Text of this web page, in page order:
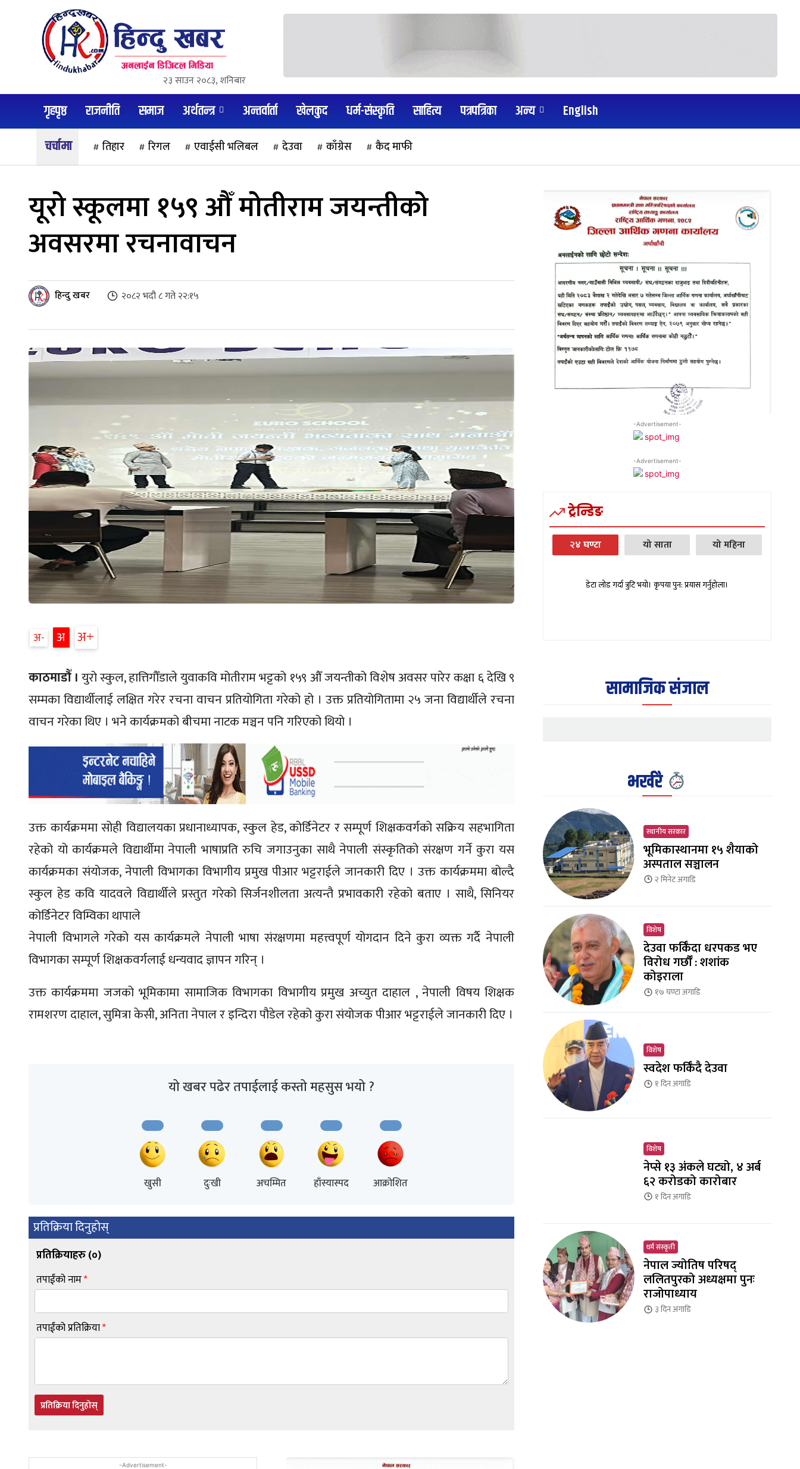
२३ साउन २०८३, शनिबार
गृहपृष्ठ राजनीति समाज अर्थतन्त्र अन्तर्वार्ता खेलकुद धर्म-संस्कृति साहित्य पत्रपत्रिका अन्य English
तिहार रिगल एवाईसी भलिबल देउवा काँग्रेस कैद माफी
यूरो स्कूलमा १५९ अ‍ौँ मोतीराम जयन्तीको
अवसरमा रचनावाचन
हिन्दु खबर २०८२ भदौ ८ गते २२:१५
अ- अ अ+
काठमाडौँ । युरो स्कुल, हात्तिगौँडाले युवाकवि मोतीराम भट्टको १५९ अ‍ौँ जयन्तीको विशेष अवसर पारेर कक्षा ६ देखि ९
सम्मका विद्यार्थीलाई लक्षित गरेर रचना वाचन प्रतियोगिता गरेको हो । उक्त प्रतियोगितामा २५ जना विद्यार्थीले रचना
वाचन गरेका थिए । भने कार्यक्रमको बीचमा नाटक मञ्चन पनि गरिएको थियो ।
उक्त कार्यक्रममा सोही विद्यालयका प्रधानाध्यापक, स्कुल हेड, कोर्डिनेटर र सम्पूर्ण शिक्षकवर्गको सक्रिय सहभागिता
रहेको यो कार्यक्रमले विद्यार्थीमा नेपाली भाषाप्रति रुचि जगाउनुका साथै नेपाली संस्कृतिको संरक्षण गर्ने कुरा यस
कार्यक्रमका संयोजक, नेपाली विभागका विभागीय प्रमुख पीआर भट्टराईले जानकारी दिए । उक्त कार्यक्रममा बोल्दै
स्कुल हेड कवि यादवले विद्यार्थीले प्रस्तुत गरेको सिर्जनशीलता अत्यन्तै प्रभावकारी रहेको बताए । साथै, सिनियर
कोर्डिनेटर विम्विका थापाले
नेपाली विभागले गरेको यस कार्यक्रमले नेपाली भाषा संरक्षणमा महत्त्वपूर्ण योगदान दिने कुरा व्यक्त गर्दै नेपाली
विभागका सम्पूर्ण शिक्षकवर्गलाई धन्यवाद ज्ञापन गरिन् ।
उक्त कार्यक्रममा जजको भूमिकामा सामाजिक विभागका विभागीय प्रमुख अच्युत दाहाल , नेपाली विषय शिक्षक
रामशरण दाहाल, सुमित्रा केसी, अनिता नेपाल र इन्दिरा पौडेल रहेको कुरा संयोजक पीआर भट्टराईले जानकारी दिए ।
यो खबर पढेर तपाईलाई कस्तो महसुस भयो ?
खुसी दुःखी अचम्मित हाँस्यास्पद आक्रोशित
प्रतिक्रिया दिनुहोस्
प्रतिक्रियाहरु (०)
तपाईंको नाम*
तपाईंको प्रतिक्रिया*
प्रतिक्रिया दिनुहोस्
-Advertisement-
-Advertisement-
-Advertisement-
ट्रेन्डिङ
२४ घण्टा यो साता यो महिना
डेटा लोड गर्दा त्रुटि भयो। कृपया पुन: प्रयास गर्नुहोला।
सामाजिक संजाल
भर्खरै
स्थानीय सरकार
भूमिकास्थानमा १५ शैयाको
अस्पताल सञ्चालन
२ मिनेटअगाडि
विशेष
देउवा फर्किँदा धरपकड भए
विरोध गर्छौँं : शशांक
कोइराला
१७ घण्टाअगाडि
विशेष
स्वदेश फर्किँदै देउवा
१ दिनअगाडि
विशेष
नेप्से १३ अंकले घट्यो, ४ अर्ब
६२ करोडको कारोबार
१ दिनअगाडि
धर्म संस्कृती
नेपाल ज्योतिष परिषद्
ललितपुरको अध्यक्षमा पुनः
राजोपाध्याय
३ दिनअगाडि